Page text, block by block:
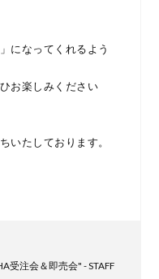
になってくれるよう
お楽しみください
いたしております。
受注会＆即売会" - STAFF